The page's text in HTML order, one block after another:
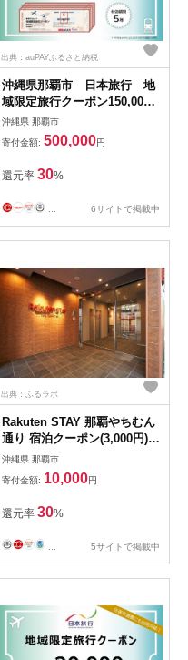
出典：auPAYふるさと納税
沖縄県那覇市 日本旅行 地
域限定旅行クーポン150,000
円分
沖縄県 那覇市
寄付金額: 500,000円
還元率 30%
6サイトで掲載中
出典：ふるラボ
Rakuten STAY 那覇やちむん
通り 宿泊クーポン(3,000円)
【那覇市】
沖縄県 那覇市
寄付金額: 10,000円
還元率 30%
5サイトで掲載中